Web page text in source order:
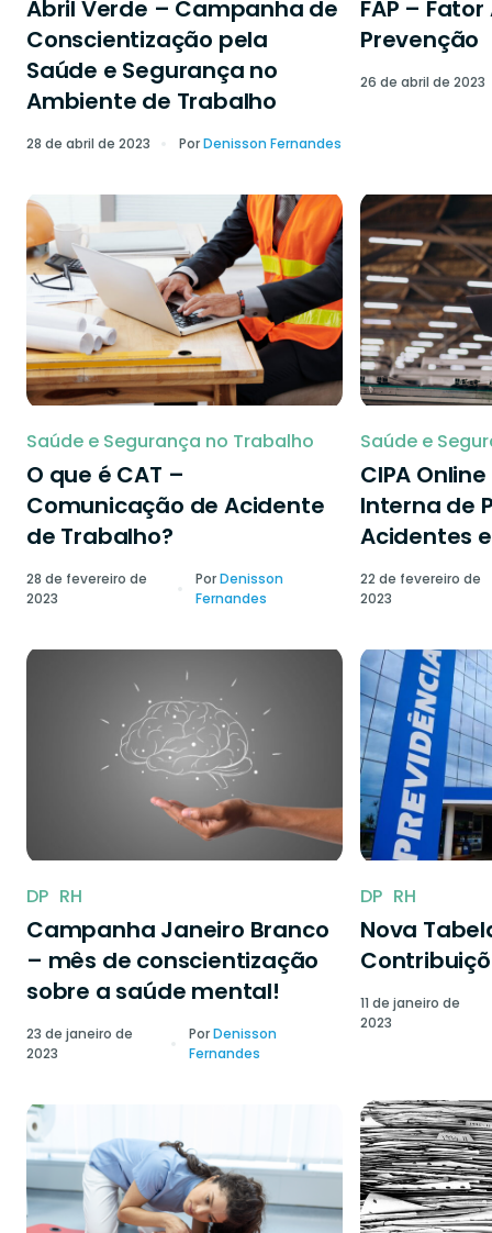
Abril Verde – Campanha de
Conscientização pela
Saúde e Segurança no
Ambiente de Trabalho
28 de abril de 2023 PorDenisson Fernandes
FAP –
Prevenção
26 de abril de 2023
Saúde e Segurança no Trabalho
O que é CAT –
Comunicação de Acidente
de Trabalho?
28 de fevereiro de
2023
PorDenisson
Fernandes
Saúde e
CIPA
Interna de
Acidentes
22 de fevereiro de
2023
DP RH
Campanha Janeiro Branco
– mês de conscientização
sobre a saúde mental!
23 de janeiro de
2023
PorDenisson
Fernandes
DP RH
Nova
11 de janeiro de
2023